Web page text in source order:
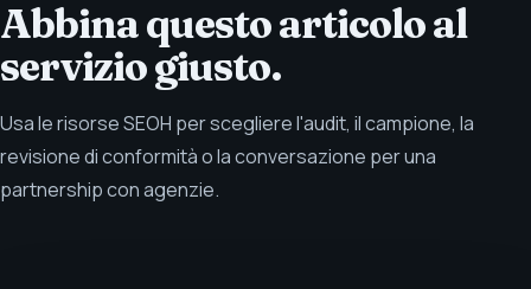
Abbina questo articolo al
servizio giusto.
Usa le risorse SEOH per scegliere l'audit, il campione, la
revisione di conformità o la conversazione per una
partnership con agenzie.